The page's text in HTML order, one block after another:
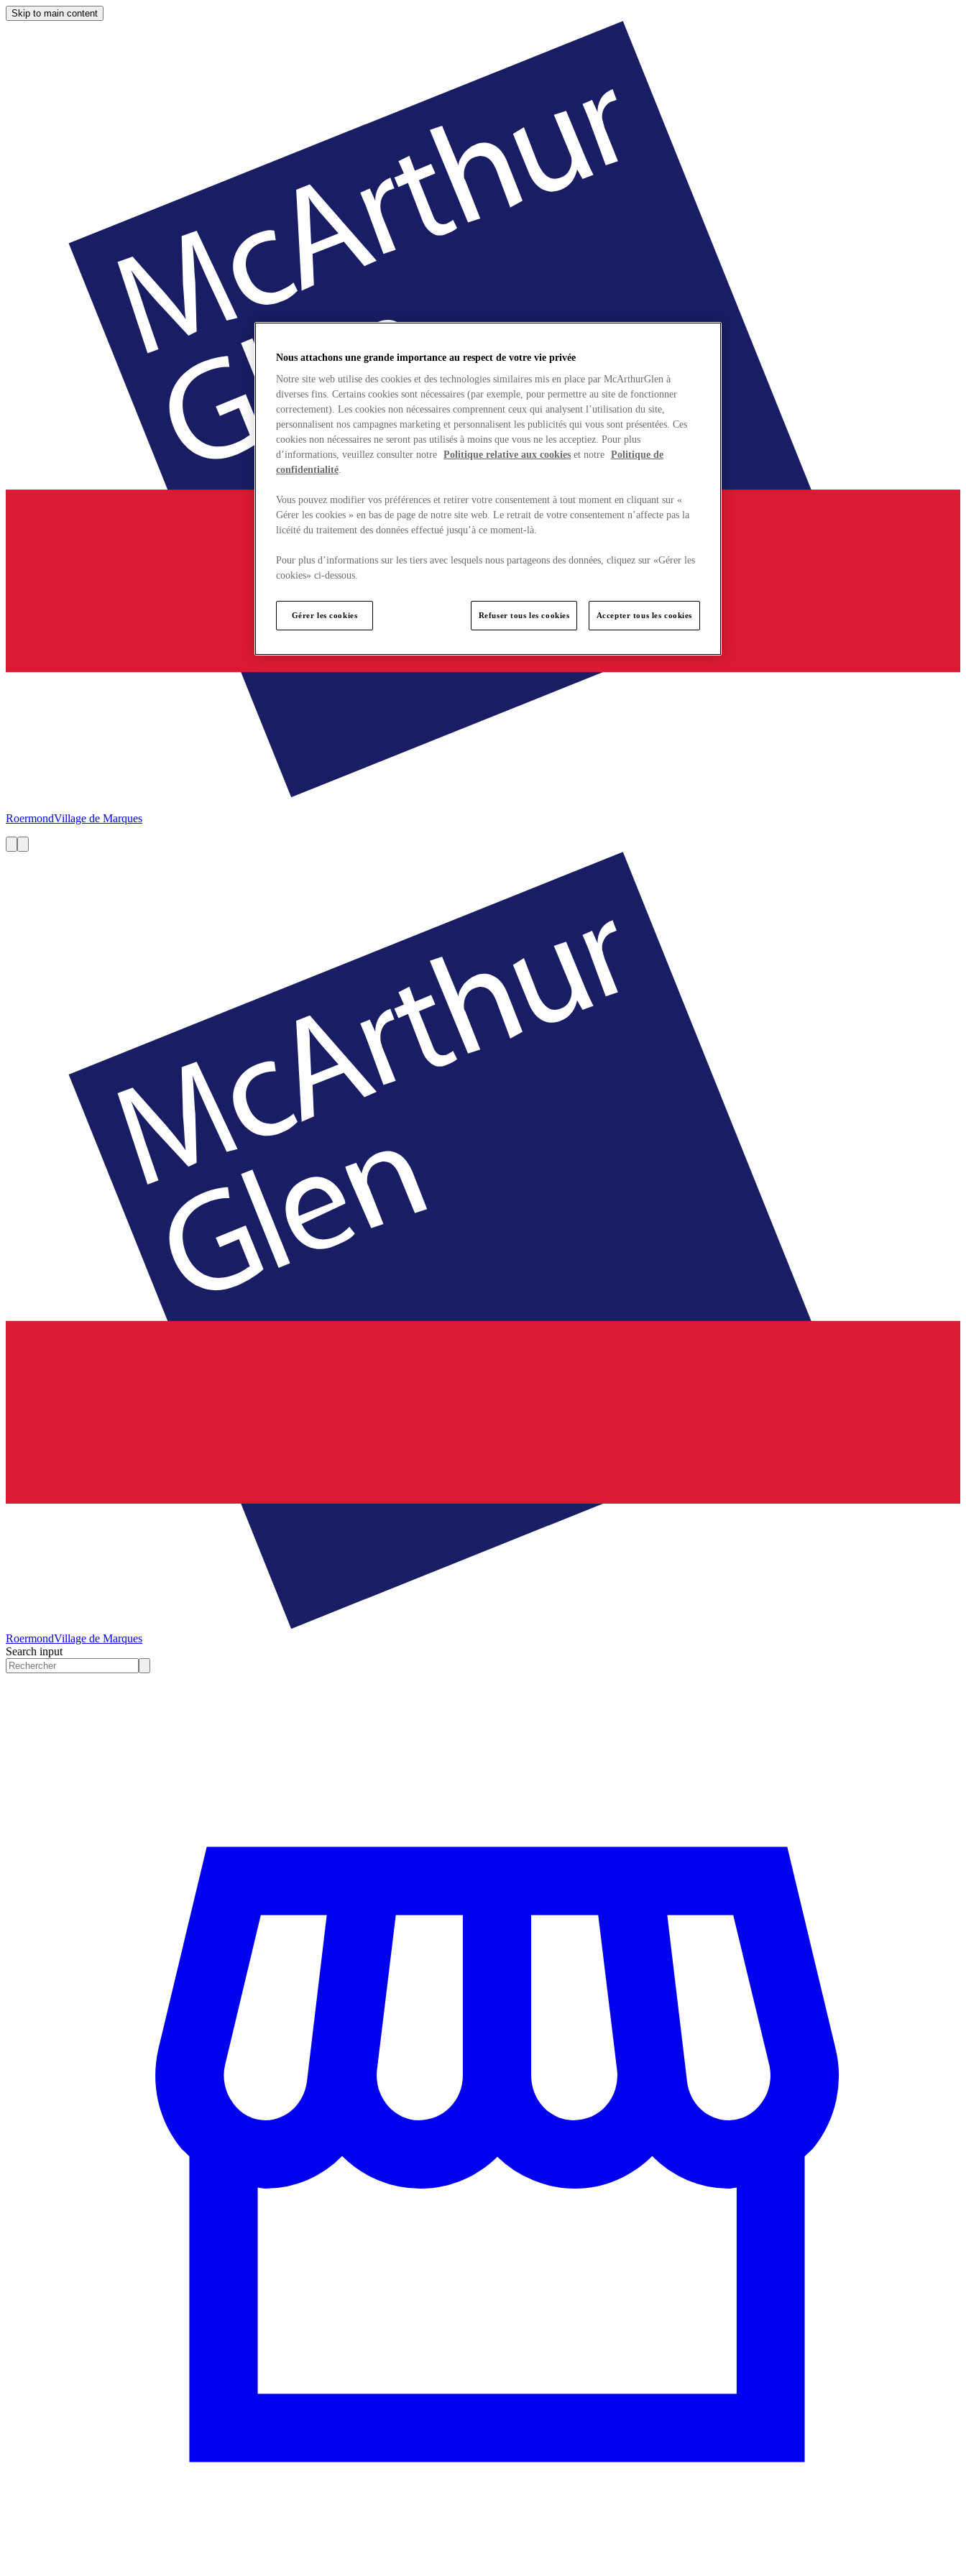
Skip to main content
RoermondVillage de Marques
RoermondVillage de Marques
Search input
Nous attachons une grande importance au respect de votre vie privée
Notre site web utilise des cookies et des technologies similaires mis en place par McArthurGlen à
diverses fins. Certains cookies sont nécessaires (par exemple, pour permettre au site de fonctionner
correctement). Les cookies non nécessaires comprennent ceux qui analysent l’utilisation du site,
personnalisent nos campagnes marketing et personnalisent les publicités qui vous sont présentées. Ces
cookies non nécessaires ne seront pas utilisés à moins que vous ne les acceptiez. Pour plus
d’informations, veuillez consulter notre Politique relative aux cookies et notre Politique de
confidentialité.
Vous pouvez modifier vos préférences et retirer votre consentement à tout moment en cliquant sur «
Gérer les cookies » en bas de page de notre site web. Le retrait de votre consentement n’affecte pas la
licéité du traitement des données effectué jusqu’à ce moment-là.
Pour plus d’informations sur les tiers avec lesquels nous partageons des données, cliquez sur «Gérer les
cookies» ci-dessous.
Gérer les cookies Refuser tous les cookies Accepter tous les cookies